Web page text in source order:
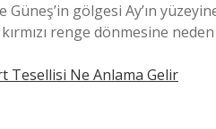
gölgesi Ay’ın
renge dönmesine
Tesellisi Ne Anlama Gelir